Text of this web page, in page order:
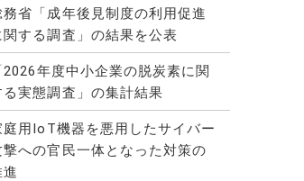
務省「成年後見制度の利用促進
関する調査」の結果を公表
2026年度中小企業の脱炭素に関
る実態調査」の集計結果
庭用IoT機器を悪用したサイバー
撃への官民一体となった対策の
進